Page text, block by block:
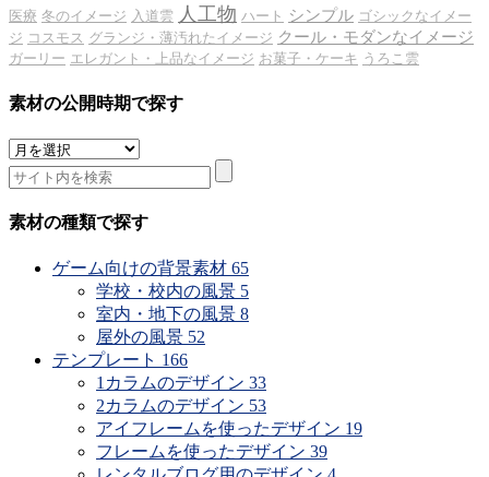
医療 冬のイメージ 入道雲 人工物 ハート シンプル ゴシックなイメー
ジ コスモス グランジ・薄汚れたイメージ クール・モダンなイメージ
ガーリー エレガント・上品なイメージ お菓子・ケーキ うろこ雲
素材の公開時期で探す
素
材
の
公
素材の種類で探す
ゲーム向けの背景素材 65
学校・校内の風景 5
室内・地下の風景 8
屋外の風景 52
テンプレート 166
1カラムのデザイン 33
2カラムのデザイン 53
アイフレームを使ったデザイン 19
フレームを使ったデザイン 39